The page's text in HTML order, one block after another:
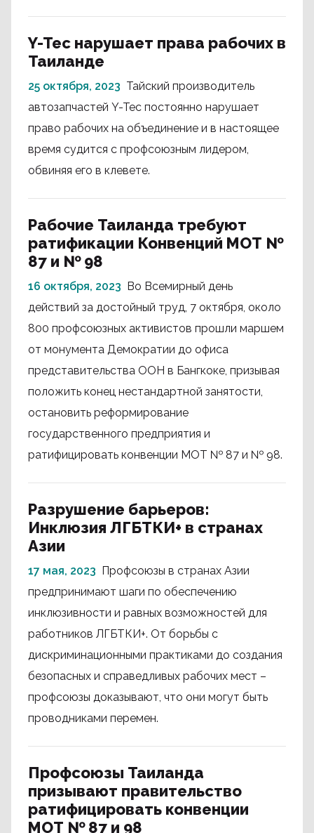
Y-Tec нарушает права рабочих в
Таиланде
25 октября, 2023 Тайский производитель
автозапчастей Y-Tec постоянно нарушает
право рабочих на объединение и в настоящее
время судится с профсоюзным лидером,
обвиняя его в клевете.
Рабочие Таиланда требуют
ратификации Конвенций МОТ №
87 и № 98
16 октября, 2023 Во Всемирный день
действий за достойный труд, 7 октября, около
800 профсоюзных активистов прошли маршем
от монумента Демократии до офиса
представительства ООН в Бангкоке, призывая
положить конец нестандартной занятости,
остановить реформирование
государственного предприятия и
ратифицировать конвенции МОТ № 87 и № 98.
Разрушение барьеров:
Инклюзия ЛГБТКИ+ в странах
Азии
17 мая, 2023 Профсоюзы в странах Азии
предпринимают шаги по обеспечению
инклюзивности и равных возможностей для
работников ЛГБТКИ+. От борьбы с
дискриминационными практиками до создания
безопасных и справедливых рабочих мест –
профсоюзы доказывают, что они могут быть
проводниками перемен.
Профсоюзы Таиланда
призывают правительство
ратифицировать конвенции
МОТ № 87 и 98